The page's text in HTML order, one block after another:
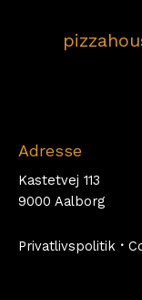
Adresse
Kastetvej 113
9000 Aalborg
Privatlivspolitik ·